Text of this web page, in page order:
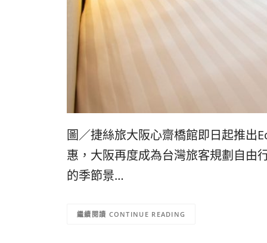
圖／捷絲旅大阪心齋橋館即日起推出
惠，大阪再度成為台灣旅客規劃自由
的季節景…
CONTINUE READING